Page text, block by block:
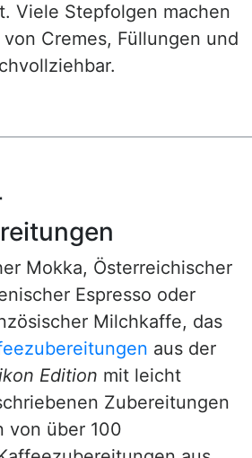
Viele Stepfolgen machen
Cremes, Füllungen und
Mokka, Österreichischer
Espresso oder
Milchkaffe, das
aus der
Edition mit leicht
Zubereitungen
von über 100